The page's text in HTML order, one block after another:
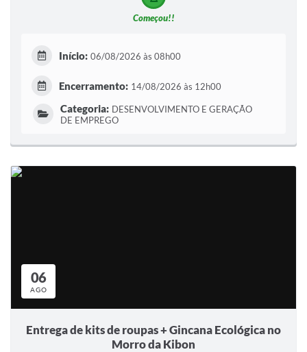
Começou!!
Início: 06/08/2026 às 08h00
Encerramento: 14/08/2026 às 12h00
Categoria: DESENVOLVIMENTO E GERAÇÃO
DE EMPREGO
06
AGO
Entrega de kits de roupas + Gincana Ecológica no
Morro da Kibon